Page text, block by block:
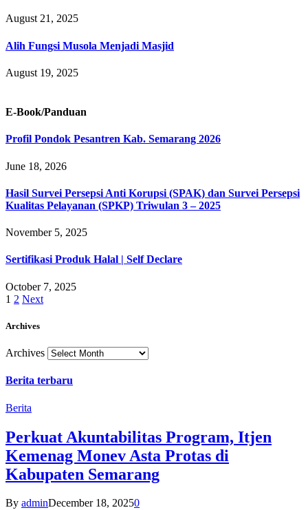
August 21, 2025
Alih Fungsi Musola Menjadi Masjid
August 19, 2025
E-Book/Panduan
Profil Pondok Pesantren Kab. Semarang 2026
June 18, 2026
Hasil Survei Persepsi Anti Korupsi (SPAK) dan Survei Persepsi
Kualitas Pelayanan (SPKP) Triwulan 3 – 2025
November 5, 2025
Sertifikasi Produk Halal | Self Declare
October 7, 2025
1 2 Next
Archives
Archives
Berita terbaru
Berita
Perkuat Akuntabilitas Program, Itjen
Kemenag Monev Asta Protas di
Kabupaten Semarang
By adminDecember 18, 20250